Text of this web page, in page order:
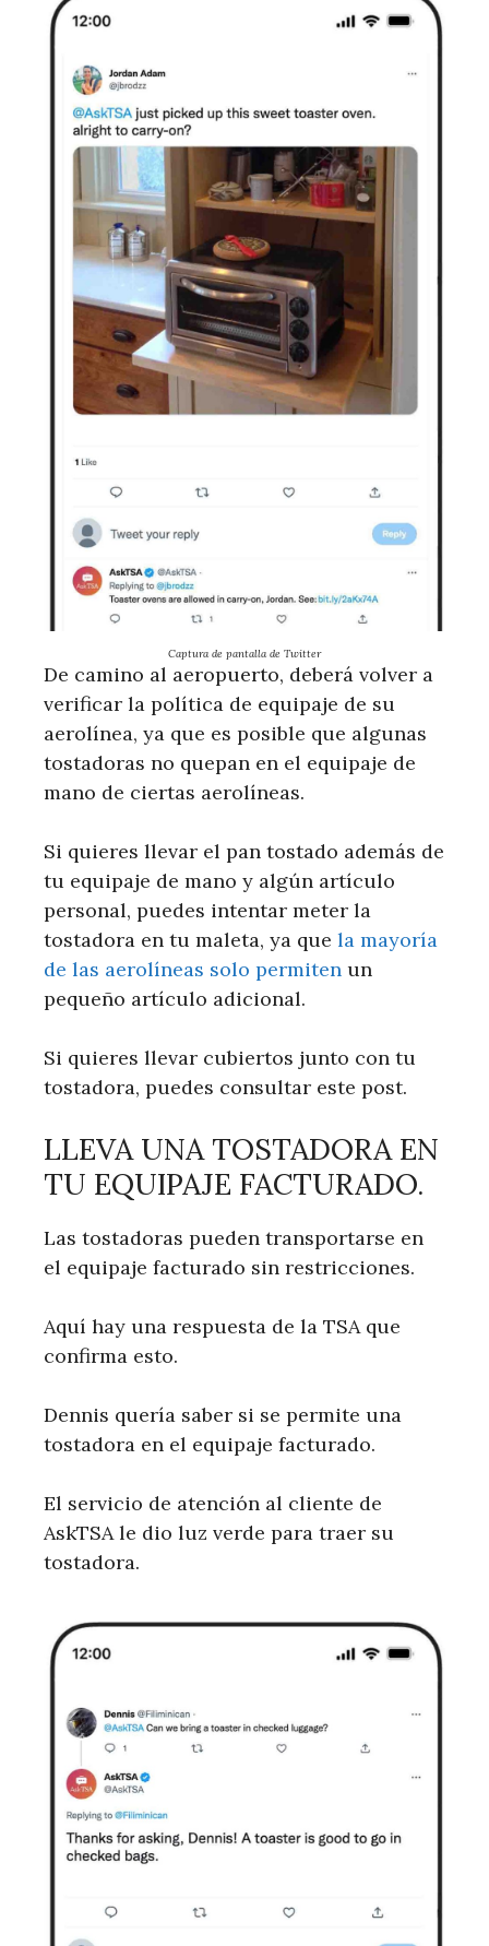
Captura de pantalla de Twitter
De camino al aeropuerto, deberá volver a
verificar la política de equipaje de su
aerolínea, ya que es posible que algunas
tostadoras no quepan en el equipaje de
mano de ciertas aerolíneas.
Si quieres llevar el pan tostado además de
tu equipaje de mano y algún artículo
personal, puedes intentar meter la
tostadora en tu maleta, ya que la mayoría
de las aerolíneas solo permiten un
pequeño artículo adicional.
Si quieres llevar cubiertos junto con tu
tostadora, puedes consultar este post.
LLEVA UNA TOSTADORA EN
TU EQUIPAJE FACTURADO.
Las tostadoras pueden transportarse en
el equipaje facturado sin restricciones.
Aquí hay una respuesta de la TSA que
confirma esto.
Dennis quería saber si se permite una
tostadora en el equipaje facturado.
El servicio de atención al cliente de
AskTSA le dio luz verde para traer su
tostadora.